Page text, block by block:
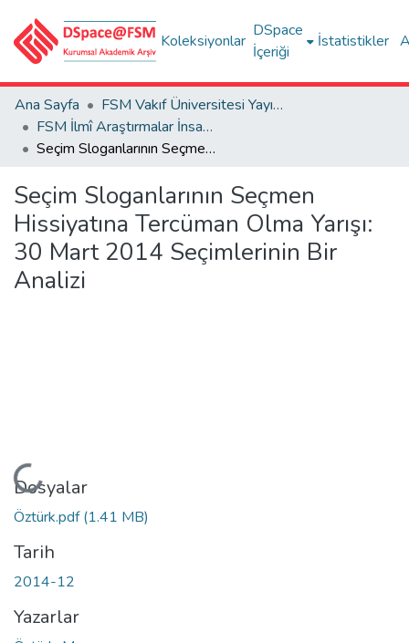
Koleksiyonlar
DSpace
İçeriği
İstatistikler
Ana Sayfa
FSM Vakıf Üniversitesi Yayınları / Publications of FSM Vakif University
FSM İlmî Araştırmalar İnsan ve Toplum Bilimleri Dergisi
Seçim Sloganlarının Seçmen Hissiyatına Tercüman Olma Yarışı: 30 Mart 2014 Seçimlerinin Bir Analizi
Seçim Sloganlarının Seçmen
Hissiyatına Tercüman Olma Yarışı:
30 Mart 2014 Seçimlerinin Bir
Analizi
Yükleniyor...
Dosyalar
Öztürk.pdf(1.41 MB)
Tarih
2014-12
Yazarlar